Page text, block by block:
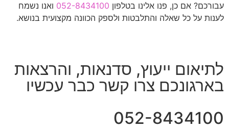
עבורכם? אם כן, פנו אלינו בטלפון 052-8434100 ואנו נשמח
לענות על כל שאלה והתלבטות ולספק הכוונה מקצועית בנושא.
לתיאום ייעוץ, סדנאות, והרצאות
בארגונכם צרו קשר כבר עכשיו
052-8434100